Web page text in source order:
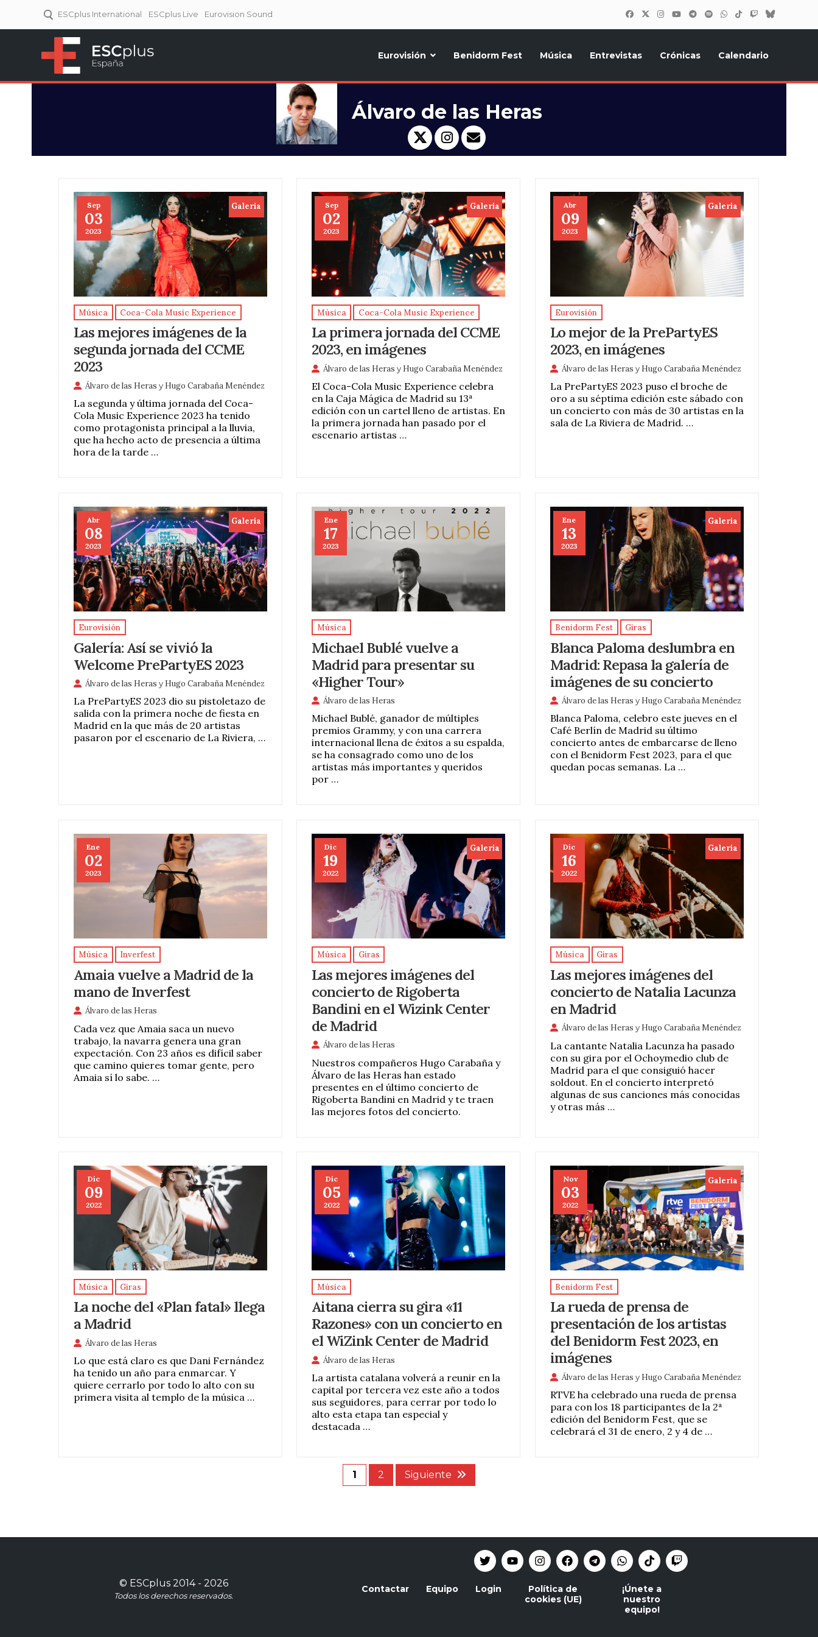
ESCplus International ESCplus Live Eurovision Sound
Eurovisión Benidorm Fest Música Entrevistas Crónicas Calendario
Álvaro de las Heras
Sep
03
2023
Galeria
Música Coca-Cola Music Experience
Las mejores imágenes de la
segunda jornada del CCME
2023
Álvaro de las Heras y Hugo Carabaña Menéndez
La segunda y última jornada del Coca-
Cola Music Experience 2023 ha tenido
como protagonista principal a la lluvia,
que ha hecho acto de presencia a última
hora de la tarde …
Sep
02
2023
Galeria
Música Coca-Cola Music Experience
La primera jornada del CCME
2023, en imágenes
Álvaro de las Heras y Hugo Carabaña Menéndez
El Coca-Cola Music Experience celebra
en la Caja Mágica de Madrid su 13ª
edición con un cartel lleno de artistas. En
la primera jornada han pasado por el
escenario artistas …
Abr
09
2023
Galeria
Eurovisión
Lo mejor de la PrePartyES
2023, en imágenes
Álvaro de las Heras y Hugo Carabaña Menéndez
La PrePartyES 2023 puso el broche de
oro a su séptima edición este sábado con
un concierto con más de 30 artistas en la
sala de La Riviera de Madrid. …
Abr
08
2023
Galeria
Eurovisión
Galería: Así se vivió la
Welcome PrePartyES 2023
Álvaro de las Heras y Hugo Carabaña Menéndez
La PrePartyES 2023 dio su pistoletazo de
salida con la primera noche de fiesta en
Madrid en la que más de 20 artistas
pasaron por el escenario de La Riviera, …
Ene
17
2023
Música
Michael Bublé vuelve a
Madrid para presentar su
«Higher Tour»
Álvaro de las Heras
Michael Bublé, ganador de múltiples
premios Grammy, y con una carrera
internacional llena de éxitos a su espalda,
se ha consagrado como uno de los
artistas más importantes y queridos
por …
Ene
13
2023
Galeria
Benidorm Fest Giras
Blanca Paloma deslumbra en
Madrid: Repasa la galería de
imágenes de su concierto
Álvaro de las Heras y Hugo Carabaña Menéndez
Blanca Paloma, celebro este jueves en el
Café Berlín de Madrid su último
concierto antes de embarcarse de lleno
con el Benidorm Fest 2023, para el que
quedan pocas semanas. La …
Ene
02
2023
Música Inverfest
Amaia vuelve a Madrid de la
mano de Inverfest
Álvaro de las Heras
Cada vez que Amaia saca un nuevo
trabajo, la navarra genera una gran
expectación. Con 23 años es difícil saber
que camino quieres tomar gente, pero
Amaia sí lo sabe. …
Dic
19
2022
Galeria
Música Giras
Las mejores imágenes del
concierto de Rigoberta
Bandini en el Wizink Center
de Madrid
Álvaro de las Heras
Nuestros compañeros Hugo Carabaña y
Álvaro de las Heras han estado
presentes en el último concierto de
Rigoberta Bandini en Madrid y te traen
las mejores fotos del concierto.
Dic
16
2022
Galeria
Música Giras
Las mejores imágenes del
concierto de Natalia Lacunza
en Madrid
Álvaro de las Heras y Hugo Carabaña Menéndez
La cantante Natalia Lacunza ha pasado
con su gira por el Ochoymedio club de
Madrid para el que consiguió hacer
soldout. En el concierto interpretó
algunas de sus canciones más conocidas
y otras más …
Dic
09
2022
Música Giras
La noche del «Plan fatal» llega
a Madrid
Álvaro de las Heras
Lo que está claro es que Dani Fernández
ha tenido un año para enmarcar. Y
quiere cerrarlo por todo lo alto con su
primera visita al templo de la música …
Dic
05
2022
Música
Aitana cierra su gira «11
Razones» con un concierto en
el WiZink Center de Madrid
Álvaro de las Heras
La artista catalana volverá a reunir en la
capital por tercera vez este año a todos
sus seguidores, para cerrar por todo lo
alto esta etapa tan especial y
destacada …
Nov
03
2022
Galeria
Benidorm Fest
La rueda de prensa de
presentación de los artistas
del Benidorm Fest 2023, en
imágenes
Álvaro de las Heras y Hugo Carabaña Menéndez
RTVE ha celebrado una rueda de prensa
para con los 18 participantes de la 2ª
edición del Benidorm Fest, que se
celebrará el 31 de enero, 2 y 4 de …
1 2 Siguiente
© ESCplus2014 - 2026
Todos los derechos reservados.
Contactar Equipo Login
Política de
cookies (UE)
¡Únete a
nuestro
equipo!